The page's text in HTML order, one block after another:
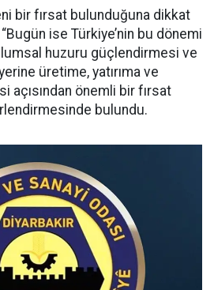
bir fırsat bulunduğuna dikkat
ise Türkiye’nin bu dönemi
huzuru güçlendirmesi ve
üretime, yatırıma ve
açısından önemli bir fırsat
bulundu.